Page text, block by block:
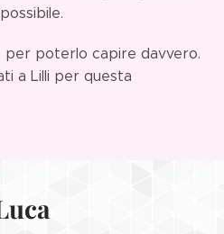
per poterlo capire davvero.
a Lilli per questa